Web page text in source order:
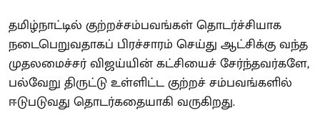
தமிழ்நாட்டில் குற்றச்சம்பவங்கள் தொடர்ச்சியாக
நடைபெறுவதாகப் பிரச்சாரம் செய்து ஆட்சிக்கு வந்த
முதலமைச்சர் விஜய்யின் கட்சியைச் சேர்ந்தவர்களே,
பல்வேறு திருட்டு உள்ளிட்ட குற்றச் சம்பவங்களில்
ஈடுபடுவது தொடர்கதையாகி வருகிறது.